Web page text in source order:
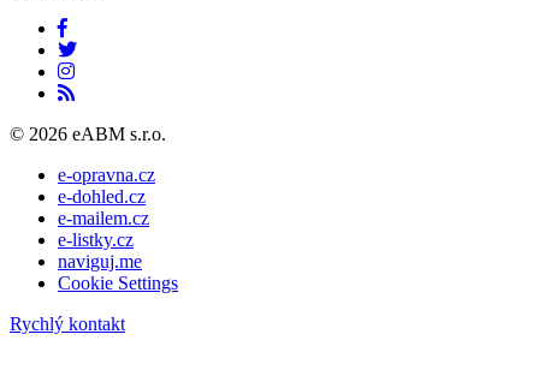
© 2026 eABM s.r.o.
e-opravna.cz
e-dohled.cz
e-mailem.cz
e-listky.cz
naviguj.me
Cookie Settings
Rychlý kontakt